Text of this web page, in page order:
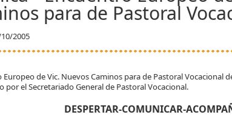
para de Pastoral
2005
Europeo de Vic. Nuevos Caminos para de Pastoral Vocacional
por el Secretariado General de Pastoral Vocacional.
DESPERTAR-COMUNICAR-